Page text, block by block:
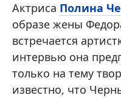
Актриса Полина
образе жены
встречается
интервью она
только на тему
известно, что